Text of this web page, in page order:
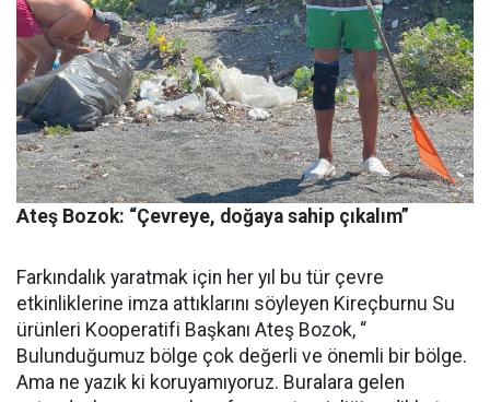
Ateş Bozok: “Çevreye, doğaya sahip çıkalım”
Farkındalık yaratmak için her yıl bu tür çevre
etkinliklerine imza attıklarını söyleyen Kireçburnu Su
ürünleri Kooperatifi Başkanı Ateş Bozok, “
Bulunduğumuz bölge çok değerli ve önemli bir bölge.
Ama ne yazık ki koruyamıyoruz. Buralara gelen